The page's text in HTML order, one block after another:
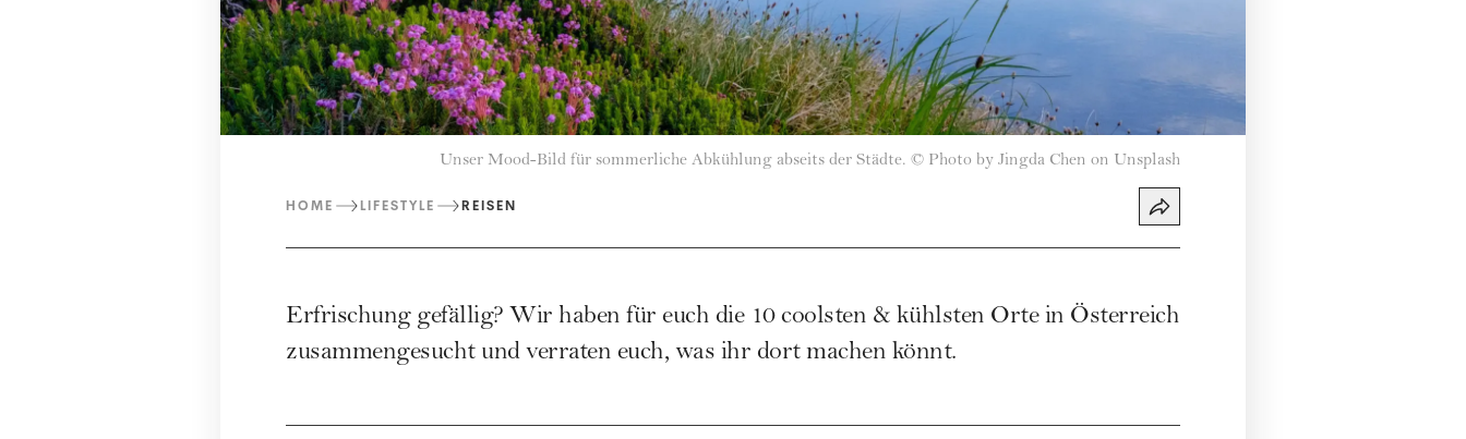
Unser Mood-Bild für sommerliche Abkühlung abseits der Städte. © Photo by Jingda Chen on Unsplash
HOME LIFESTYLE REISEN
Erfrischung gefällig? Wir haben für euch die 10 coolsten & kühlsten Orte in Österreich
zusammengesucht und verraten euch, was ihr dort machen könnt.